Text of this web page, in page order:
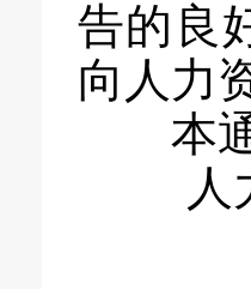
告的良
向人力
本通
人力